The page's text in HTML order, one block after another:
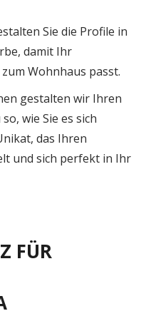
Sie die Profile in
damit Ihr
Wohnhaus passt.
gestalten wir Ihren
wie Sie es sich
das Ihren
und sich perfekt in Ihr
FÜR